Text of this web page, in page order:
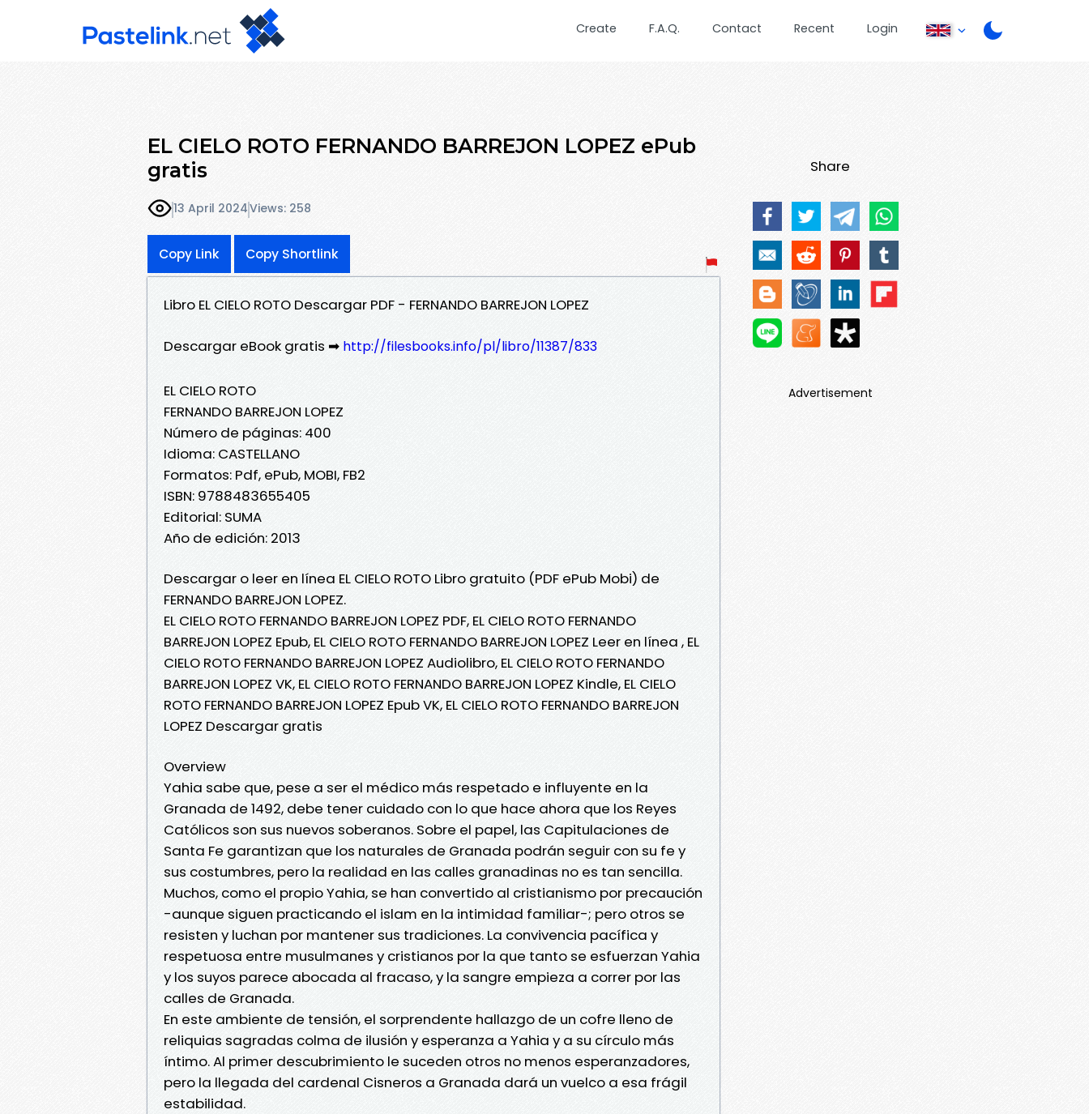
Create F.A.Q. Contact Recent Login
EL CIELO ROTO FERNANDO BARREJON LOPEZ ePub
gratis
13 April 2024Views: 258
Copy Link Copy Shortlink
Libro EL CIELO ROTO Descargar PDF - FERNANDO BARREJON LOPEZ
Descargar eBook gratis ➡ http://filesbooks.info/pl/libro/11387/833
EL CIELO ROTO
FERNANDO BARREJON LOPEZ
Número de páginas: 400
Idioma: CASTELLANO
Formatos: Pdf, ePub, MOBI, FB2
ISBN: 9788483655405
Editorial: SUMA
Año de edición: 2013
Descargar o leer en línea EL CIELO ROTO Libro gratuito (PDF ePub Mobi) de
FERNANDO BARREJON LOPEZ.
EL CIELO ROTO FERNANDO BARREJON LOPEZ PDF, EL CIELO ROTO FERNANDO
BARREJON LOPEZ Epub, EL CIELO ROTO FERNANDO BARREJON LOPEZ Leer en línea , EL
CIELO ROTO FERNANDO BARREJON LOPEZ Audiolibro, EL CIELO ROTO FERNANDO
BARREJON LOPEZ VK, EL CIELO ROTO FERNANDO BARREJON LOPEZ Kindle, EL CIELO
ROTO FERNANDO BARREJON LOPEZ Epub VK, EL CIELO ROTO FERNANDO BARREJON
LOPEZ Descargar gratis
Overview
Yahia sabe que, pese a ser el médico más respetado e influyente en la
Granada de 1492, debe tener cuidado con lo que hace ahora que los Reyes
Católicos son sus nuevos soberanos. Sobre el papel, las Capitulaciones de
Santa Fe garantizan que los naturales de Granada podrán seguir con su fe y
sus costumbres, pero la realidad en las calles granadinas no es tan sencilla.
Muchos, como el propio Yahia, se han convertido al cristianismo por precaución
-aunque siguen practicando el islam en la intimidad familiar-; pero otros se
resisten y luchan por mantener sus tradiciones. La convivencia pacífica y
respetuosa entre musulmanes y cristianos por la que tanto se esfuerzan Yahia
y los suyos parece abocada al fracaso, y la sangre empieza a correr por las
calles de Granada.
En este ambiente de tensión, el sorprendente hallazgo de un cofre lleno de
reliquias sagradas colma de ilusión y esperanza a Yahia y a su círculo más
íntimo. Al primer descubrimiento le suceden otros no menos esperanzadores,
pero la llegada del cardenal Cisneros a Granada dará un vuelco a esa frágil
estabilidad.
Share
Advertisement